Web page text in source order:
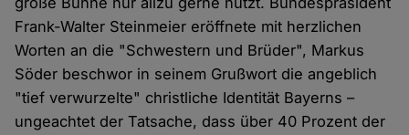
Frank-Walter Steinmeier eröffnete mit herzlichen
Worten an die "Schwestern und Brüder", Markus
Söder beschwor in seinem Grußwort die angeblich
"tief verwurzelte" christliche Identität Bayerns –
ungeachtet der Tatsache, dass über 40 Prozent der